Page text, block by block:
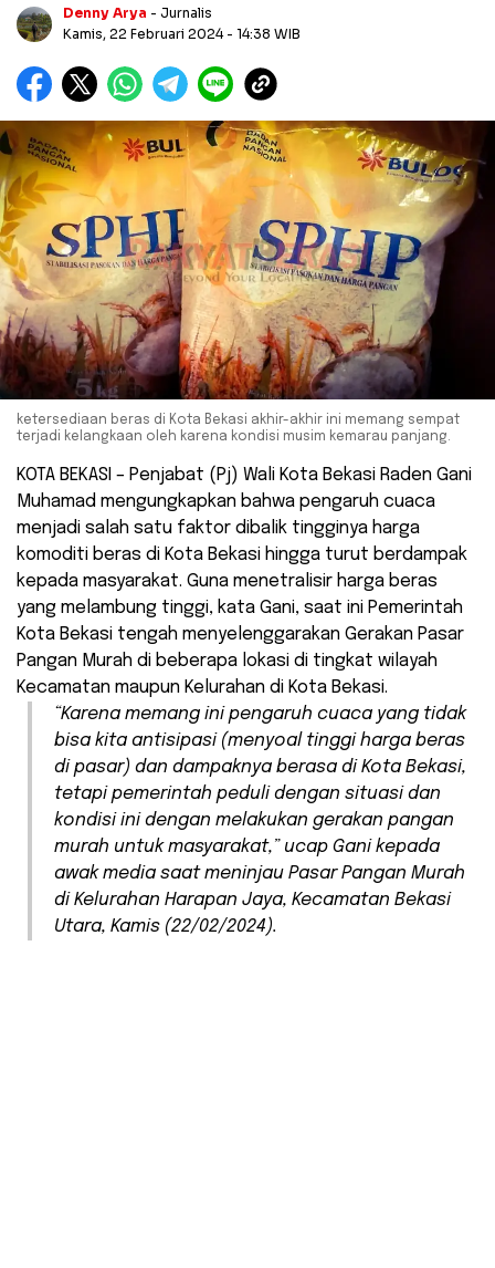
Denny Arya - Jurnalis
Kamis, 22 Februari 2024 - 14:38 WIB
ketersediaan beras di Kota Bekasi akhir-akhir ini memang sempat
terjadi kelangkaan oleh karena kondisi musim kemarau panjang.
KOTA BEKASI – Penjabat (Pj) Wali Kota Bekasi Raden Gani
Muhamad mengungkapkan bahwa pengaruh cuaca
menjadi salah satu faktor dibalik tingginya harga
komoditi beras di Kota Bekasi hingga turut berdampak
kepada masyarakat. Guna menetralisir harga beras
yang melambung tinggi, kata Gani, saat ini Pemerintah
Kota Bekasi tengah menyelenggarakan Gerakan Pasar
Pangan Murah di beberapa lokasi di tingkat wilayah
Kecamatan maupun Kelurahan di Kota Bekasi.
“Karena memang ini pengaruh cuaca yang tidak
bisa kita antisipasi (menyoal tinggi harga beras
di pasar) dan dampaknya berasa di Kota Bekasi,
tetapi pemerintah peduli dengan situasi dan
kondisi ini dengan melakukan gerakan pangan
murah untuk masyarakat,” ucap Gani kepada
awak media saat meninjau Pasar Pangan Murah
di Kelurahan Harapan Jaya, Kecamatan Bekasi
Utara, Kamis (22/02/2024).